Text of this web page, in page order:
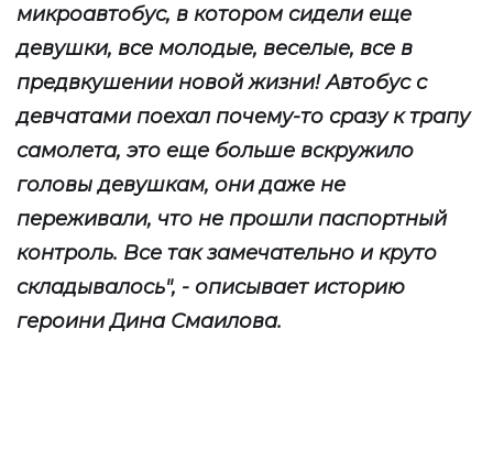
микроавтобус, в котором сидели еще
девушки, все молодые, веселые, все в
предвкушении новой жизни! Автобус с
девчатами поехал почему-то сразу к трапу
самолета, это еще больше вскружило
головы девушкам, они даже не
переживали, что не прошли паспортный
контроль. Все так замечательно и круто
складывалось", - описывает историю
героини Дина Смаилова.